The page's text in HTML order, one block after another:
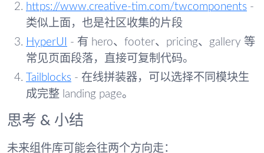
https://www.creative-tim.com/twcomponents -
类似上面，也是社区收集的片段
HyperUI
- 有 hero、footer、pricing、gallery 等
常见页面段落，直接可复制代码。
Tailblocks - 在线拼装器，可以选择不同模块生
成完整 landing page。
思考 & 小结
未来组件库可能会往两个方向走：